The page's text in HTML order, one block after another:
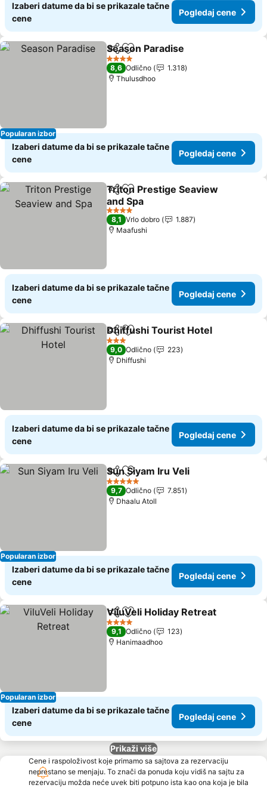
Izaberi datume da bi se prikazale tačne
cene
Pogledaj cene
Popularan izbor
Deli Dodati u favorite
Season Paradise
4 Zvezdice
8,6 Odlično
1.318
Thulusdhoo
Izaberi datume da bi se prikazale tačne
cene
Pogledaj cene
Deli Dodati u favorite
Triton Prestige Seaview
and Spa
Pogledaj cene
4 Zvezdice
8,1 Vrlo dobro
1.887
Maafushi
Izaberi datume da bi se prikazale tačne
cene
Pogledaj cene
Deli Dodati u favorite
Dhiffushi Tourist Hotel
3 Zvezdice
9,0 Odlično
223
Dhiffushi
Izaberi datume da bi se prikazale tačne
cene
Pogledaj cene
Popularan izbor
Deli Dodati u favorite
Sun Siyam Iru Veli
5 Zvezdice
9,7 Odlično
7.851
Dhaalu Atoll
Izaberi datume da bi se prikazale tačne
cene
Pogledaj cene
Popularan izbor
Deli Dodati u favorite
ViluVeli Holiday Retreat
4 Zvezdice
9,1 Odlično
123
Hanimaadhoo
Izaberi datume da bi se prikazale tačne
cene
Pogledaj cene
Prikaži više
Cene i raspoloživost koje primamo sa sajtova za rezervaciju
neprestano se menjaju. To znači da ponuda koju vidiš na sajtu za
rezervaciju možda neće uvek biti potpuno ista kao ona koja je bila